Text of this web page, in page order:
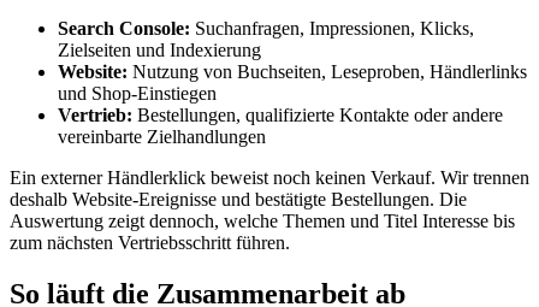
Search Console: Suchanfragen, Impressionen, Klicks,
Zielseiten und Indexierung
Website: Nutzung von Buchseiten, Leseproben, Händlerlinks
und Shop-Einstiegen
Vertrieb: Bestellungen, qualifizierte Kontakte oder andere
vereinbarte Zielhandlungen
Ein externer Händlerklick beweist noch keinen Verkauf. Wir trennen
deshalb Website-Ereignisse und bestätigte Bestellungen. Die
Auswertung zeigt dennoch, welche Themen und Titel Interesse bis
zum nächsten Vertriebsschritt führen.
So läuft die Zusammenarbeit ab